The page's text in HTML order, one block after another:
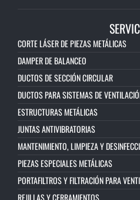
CORTE LÁSER DE PIEZAS METÁLICAS
DAMPER DE BALANCEO
DUCTOS DE SECCIÓN CIRCULAR
DUCTOS PARA SISTEMAS DE
ESTRUCTURAS METÁLICAS
JUNTAS ANTIVIBRATORIAS
MANTENIMIENTO, LIMPIEZA Y
PIEZAS ESPECIALES METÁLICAS
PORTAFILTROS Y FILTRACIÓN PARA
REJILLAS Y CERRAMIENTOS